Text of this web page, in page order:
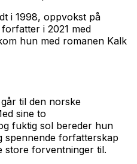
i 1998, oppvokst på
i 2021 med
hun med romanen Kalk
til den norske
sine to
fuktig sol bereder hun
spennende forfatterskap
store forventninger til.